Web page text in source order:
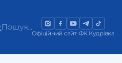
Пошук...
Офіційний сайт ФК Кудрівка